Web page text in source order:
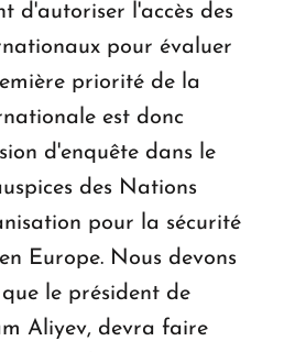
d'autoriser l'accès des
pour évaluer
priorité de la
est donc
d'enquête dans le
des Nations
pour la sécurité
Europe. Nous devons
le président de
Aliyev, devra faire